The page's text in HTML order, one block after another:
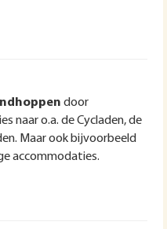
door
naar o.a. de Cycladen, de
Maar ook bijvoorbeeld
accommodaties.